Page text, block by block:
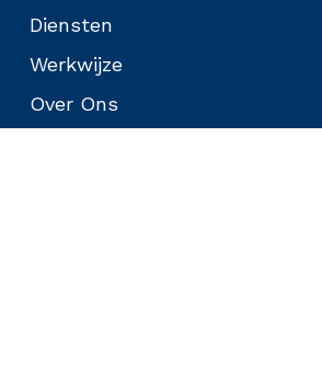
Diensten
Werkwijze
Over Ons